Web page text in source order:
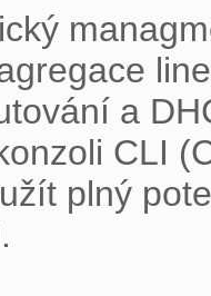
a
CLI
plný